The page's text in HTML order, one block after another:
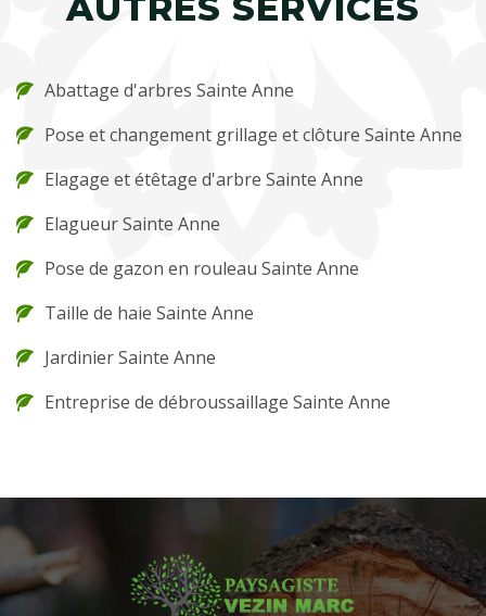
Abattage d'arbres Sainte Anne
Pose et changement grillage et clôture Sainte Anne
Elagage et étêtage d'arbre Sainte Anne
Elagueur Sainte Anne
Pose de gazon en rouleau Sainte Anne
Taille de haie Sainte Anne
Jardinier Sainte Anne
Entreprise de débroussaillage Sainte Anne